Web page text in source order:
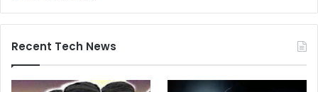
Recent Tech News